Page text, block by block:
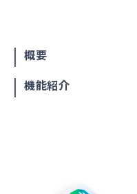
概要
機能紹介